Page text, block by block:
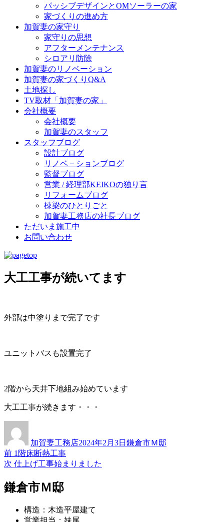
パッシブデザインとOMソーラーの家
家づくりの進め方
加賀妻の家守り
家守りの思想
アフターメンテナンス
シロアリ防除
加賀妻のリノベーション
加賀妻の家づくりQ&A
土地探し
TV取材「加賀妻の家」
会社概要
会社概要
加賀妻のスタッフ
スタッフブログ
設計ブログ
リノベ－ションブログ
監督ブログ
営業 / 経理部KEIKOの独り言
リフォームブログ
棟梁のひとりごと
加賀妻工務店の社長ブログ
ただいま施工中
お問い合わせ
大工工事が続いてます
外部は中塗りまで完了です
ユニットバスも設置完了
2階から天井下地組み始めています
大工工事が続きます・・・
者加賀妻工務店日:
2024年2月3日ゴ
鎌倉市Ｍ邸
投
稿
ナ
前 過
去
投
稿:
1階床断熱工事
次 次
投
稿:
仕上げ工事始まりました
鎌倉市Ｍ邸
構造：木造平屋建て